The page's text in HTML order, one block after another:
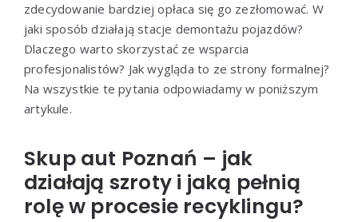
zdecydowanie bardziej opłaca się go zezłomować. W
jaki sposób działają stacje demontażu pojazdów?
Dlaczego warto skorzystać ze wsparcia
profesjonalistów? Jak wygląda to ze strony formalnej?
Na wszystkie te pytania odpowiadamy w poniższym
artykule.
Skup aut Poznań – jak
działają szroty i jaką pełnią
rolę w procesie recyklingu?